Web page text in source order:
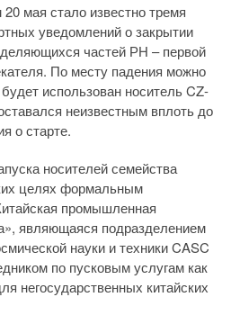
мая стало известно тремя
уведомлений о закрытии
частей РН – первой
По месту падения можно
использован носитель CZ-
неизвестным вплоть до
о старте.
носителей семейства
целях формальным
промышленная
являющаяся подразделением
науки и техники CASC
по пусковым услугам как
негосударственных китайских